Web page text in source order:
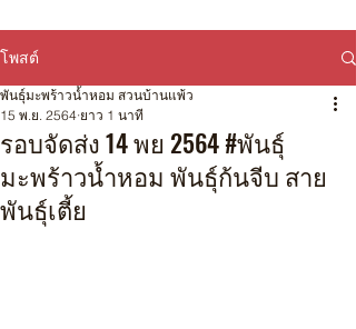
โพสต์
รอบจัดส่ง 14 พย 2564 #พันธุ์
มะพร้าวน้ำหอม พันธุ์ก้นจีบ สาย
พันธุ์เตี้ย
พันธุ์มะพร้าวน้ำหอม สวนบ้านแพ้ว
15 พ.ย. 2564 ยาว 1 นาที